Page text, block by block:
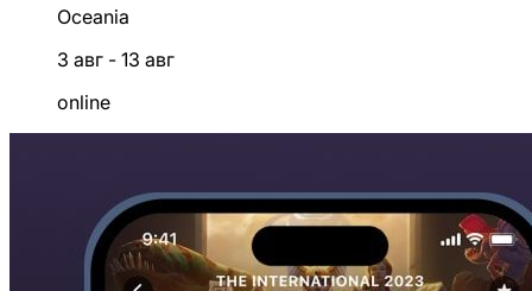
Oceania
3 авг - 13 авг
online